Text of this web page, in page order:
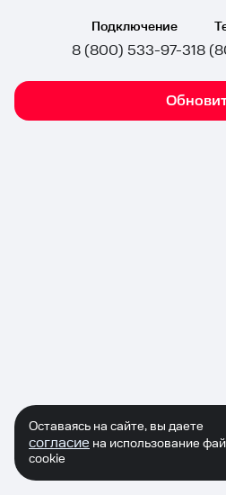
Подключение
8 (800) 533-97-318
Оставаясь на сайте, вы даете
согласие на использование
cookie